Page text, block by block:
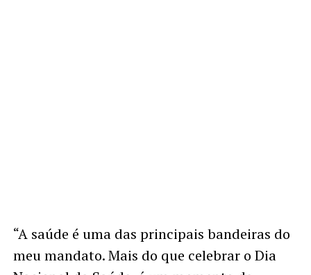
“A saúde é uma das principais bandeiras do
meu mandato. Mais do que celebrar o Dia